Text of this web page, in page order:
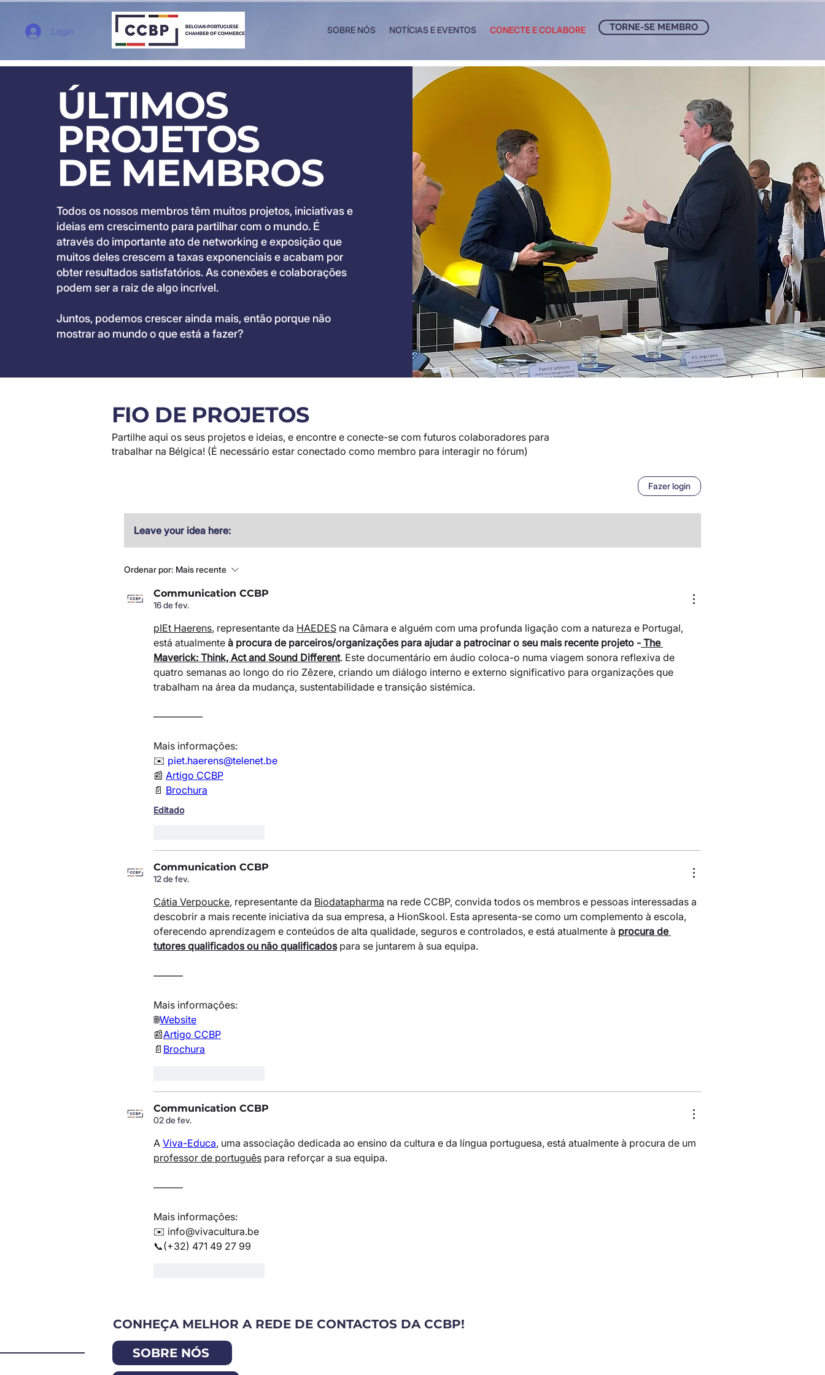
Login SOBRE NÓS NOTÍCIAS E EVENTOS CONECTE E COLABORE TORNE-SE MEMBRO
ÚLTIMOS
PROJETOS
DE MEMBROS
Todos os nossos membros têm muitos projetos, iniciativas e
ideias em crescimento para partilhar com o mundo. É
através do importante ato de networking e exposição que
muitos deles crescem a taxas exponenciais e acabam por
obter resultados satisfatórios. As conexões e colaborações
podem ser a raiz de algo incrível.
Juntos, podemos crescer ainda mais, então porque não
mostrar ao mundo o que está a fazer?
FIO DE PROJETOS
Partilhe aqui os seus projetos e ideias, e encontre e conecte-se com futuros colaboradores para
trabalhar na Bélgica! (É necessário estar conectado como membro para interagir no fórum)
Fazer login
Leave your idea here:
Ordenar por: Mais recente
Communication CCBP
16 de fev.
pIEt Haerens, representante da HAEDES na Câmara e alguém com uma profunda ligação com a natureza e Portugal,
está atualmente à procura de parceiros/organizações para ajudar a patrocinar o seu mais recente projeto - The
Maverick: Think, Act and Sound Different. Este documentário em áudio coloca-o numa viagem sonora reflexiva de
quatro semanas ao longo do rio Zêzere, criando um diálogo interno e externo significativo para organizações que
trabalham na área da mudança, sustentabilidade e transição sistémica.
—————
Mais informações:
✉️ piet.haerens@telenet.be
📰 Artigo CCBP
📄 Brochura
Editado
Communication CCBP
12 de fev.
Cátia Verpoucke, representante da Biodatapharma na rede CCBP, convida todos os membros e pessoas interessadas a
descobrir a mais recente iniciativa da sua empresa, a HionSkool. Esta apresenta-se como um complemento à escola,
oferecendo aprendizagem e conteúdos de alta qualidade, seguros e controlados, e está atualmente à procura de
tutores qualificados ou não qualificados para se juntarem à sua equipa.
———
Mais informações:
🌐Website
📰Artigo CCBP
📄 Brochura
Communication CCBP
02 de fev.
A Viva-Educa, uma associação dedicada ao ensino da cultura e da língua portuguesa, está atualmente à procura de um
professor de português para reforçar a sua equipa.
———
Mais informações:
✉️ info@vivacultura.be
📞(+32) 471 49 27 99
CONHEÇA MELHOR A REDE DE CONTACTOS DA CCBP!
SOBRE NÓS